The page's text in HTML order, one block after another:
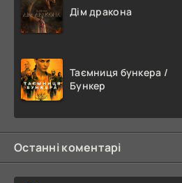
Дім дракона
Таємниця бункера /
Бункер
Останні коментарі